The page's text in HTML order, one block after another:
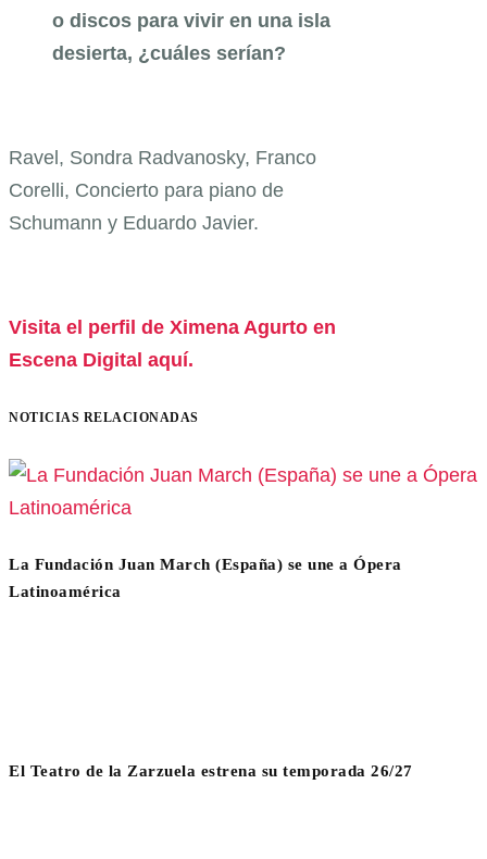
o discos para vivir en una isla
desierta, ¿cuáles serían?
Ravel, Sondra Radvanosky, Franco
Corelli, Concierto para piano de
Schumann y Eduardo Javier.
Visita el perfil de Ximena Agurto en
Escena Digital aquí.
NOTICIAS RELACIONADAS
La Fundación Juan March (España) se une a Ópera
Latinoamérica
El Teatro de la Zarzuela estrena su temporada 26/27